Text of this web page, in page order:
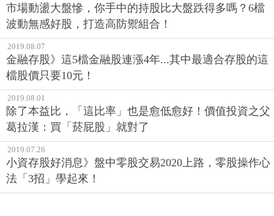
市場動盪大盤慘，你手中的持股比大盤跌得多嗎？6檔
波動無感好股，打造高防禦組合！
2019.08.07
金融存股》這5檔金融股連漲4年...其中最適合存股的這
檔股價只要10元！
2019.08.01
除了本益比，「這比率」也是愈低愈好！價值投資之父
葛拉漢：買「菸屁股」就對了
2019.07.26
小資存股好消息》盤中零股交易2020上路，零股操作心
法「3招」學起來！